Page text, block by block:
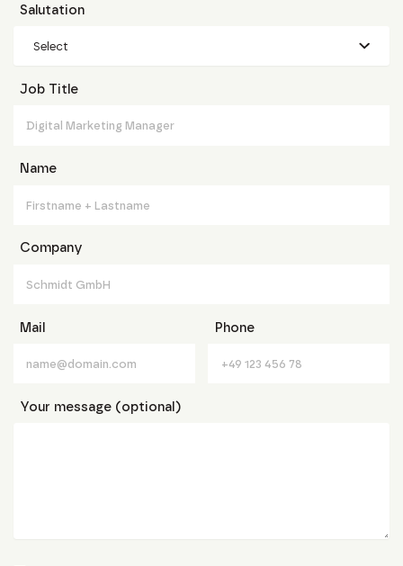
Salutation
Select
Job Title
Name
Company
Mail Phone
Your message (optional)